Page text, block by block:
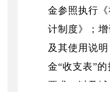
金参照执行
计制度》；增
及其使用说
金“收支表”
要求，以及城